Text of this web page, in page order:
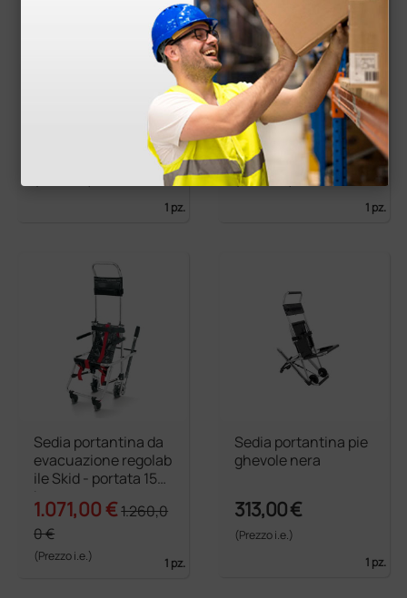
Barella pieghevole in
2 parti con ruote - ar
139,00 €
1 pz.
Sedia portantina a 4
ruote
304,61 €367,00 €
(Prezzo i.e.)
1 pz.
Sedia portantina da
evacuazione regolab
ile Skid - portata 150
kg
1.071,00 €1.260,0
0 €
(Prezzo i.e.) 1 pz.
Sedia portantina pie
ghevole nera
313,00 €
(Prezzo i.e.)
1 pz.